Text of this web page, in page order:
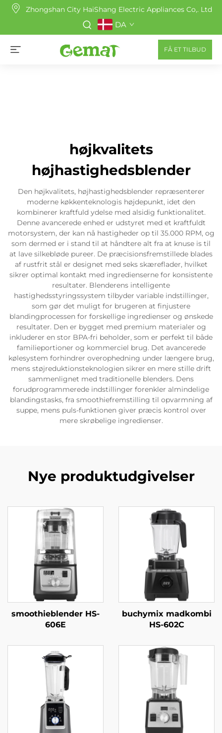
Zhongshan City HaiShang Electric Appliances Co,. Ltd
DA
FÅ ET TILBUD
højkvalitets
højhastighedsblender
Den højkvalitets, højhastighedsblender repræsenterer
moderne køkkenteknologis højdepunkt, idet den
kombinerer kraftfuld ydelse med alsidig funktionalitet.
Denne avancerede enhed er udstyret med et kraftfuldt
motorsystem, der kan nå hastigheder op til 35.000 RPM, og
som dermed er i stand til at håndtere alt fra at knuse is til
at lave silkebløde pureer. De præcisionsfremstillede blades
af rustfrit stål er designet med seks skæreflader, hvilket
sikrer optimal kontakt med ingredienserne for konsistente
resultater. Blenderens intelligente
hastighedsstyringssystem tilbyder variable indstillinger,
som gør det muligt for brugeren at finjustere
blandingprocessen for forskellige ingredienser og ønskede
resultater. Den er bygget med premium materialer og
inkluderer en stor BPA-fri beholder, som er perfekt til både
familieportioner og kommerciel brug. Det avancerede
kølesystem forhindrer overophedning under længere brug,
mens støjreduktionsteknologien sikrer en mere stille drift
sammenlignet med traditionelle blenders. Dens
forudprogrammerede indstillinger forenkler almindelige
blandingstasks, fra smoothiefremstilling til opvarmning af
suppe, mens puls-funktionen giver præcis kontrol over
mere skrøbelige ingredienser.
Nye produktudgivelser
smoothieblender HS-
606E
buchymix madkombi
HS-602C